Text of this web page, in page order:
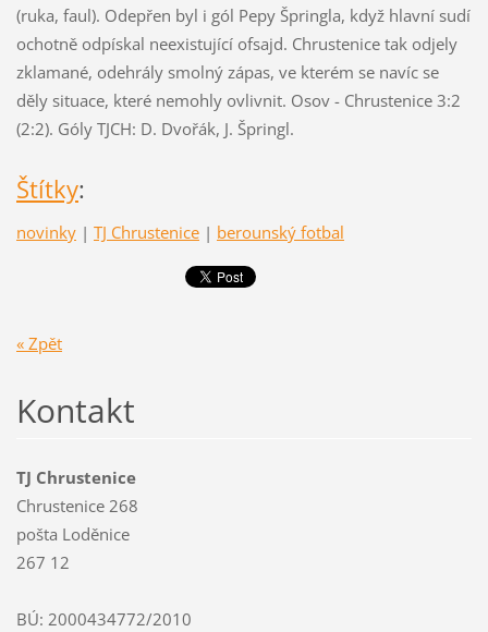
(ruka, faul). Odepřen byl i gól Pepy Špringla, když hlavní sudí
ochotně odpískal neexistující ofsajd. Chrustenice tak odjely
zklamané, odehrály smolný zápas, ve kterém se navíc se
děly situace, které nemohly ovlivnit. Osov - Chrustenice 3:2
(2:2). Góly TJCH: D. Dvořák, J. Špringl.
Štítky:
novinky | TJ Chrustenice | berounský fotbal
« Zpět
Kontakt
TJ Chrustenice
Chrustenice 268
pošta Loděnice
267 12
BÚ: 2000434772/2010